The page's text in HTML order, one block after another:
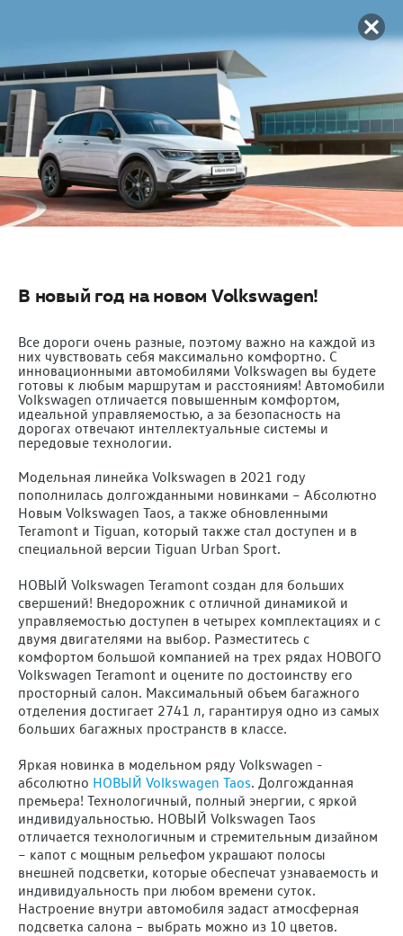
В новый год на новом Volkswagen!
Все дороги очень разные, поэтому важно на каждой из
них чувствовать себя максимально комфортно. C
инновационными автомобилями Volkswagen вы будете
готовы к любым маршрутам и расстояниям! Автомобили
Volkswagen отличается повышенным комфортом,
идеальной управляемостью, а за безопасность на
дорогах отвечают интеллектуальные системы и
передовые технологии.
Модельная линейка Volkswagen в 2021 году
пополнилась долгожданными новинками – Абсолютно
Новым Volkswagen Taos, а также обновленными
Teramont и Tiguan, который также стал доступен и в
специальной версии Tiguan Urban Sport.
НОВЫЙ Volkswagen Teramont создан для больших
свершений! Внедорожник с отличной динамикой и
управляемостью доступен в четырех комплектациях и с
двумя двигателями на выбор. Разместитесь с
комфортом большой компанией на трех рядах НОВОГО
Volkswagen Teramont и оцените по достоинству его
просторный салон. Максимальный объем багажного
отделения достигает 2741 л, гарантируя одно из самых
больших багажных пространств в классе.
Яркая новинка в модельном ряду Volkswagen -
абсолютно НОВЫЙ Volkswagen Taos. Долгожданная
премьера! Технологичный, полный энергии, с яркой
индивидуальностью. НОВЫЙ Volkswagen Taos
отличается технологичным и стремительным дизайном
– капот с мощным рельефом украшают полосы
внешней подсветки, которые обеспечат узнаваемость и
индивидуальность при любом времени суток.
Настроение внутри автомобиля задаст атмосферная
подсветка салона – выбрать можно из 10 цветов.